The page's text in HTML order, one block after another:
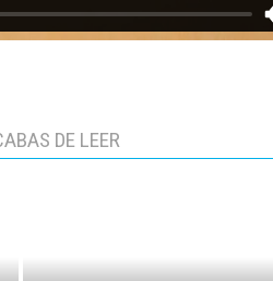
DE LEER